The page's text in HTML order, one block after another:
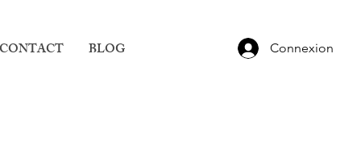
Connexion
CONTACT BLOG